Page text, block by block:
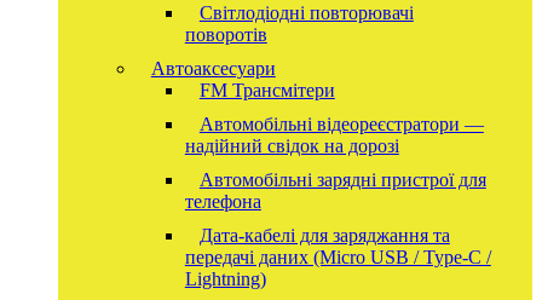
Світлодіодні повторювачі
поворотів
Автоаксесуари
FM Трансмітери
Автомобільні відеореєстратори —
надійний свідок на дорозі
Автомобільні зарядні пристрої для
телефона
Дата-кабелі для заряджання та
передачі даних (Micro USB / Type-C /
Lightning)